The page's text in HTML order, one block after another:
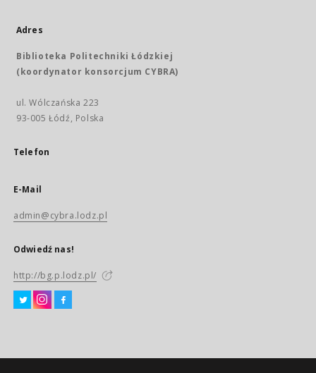
Adres
Biblioteka Politechniki Łódzkiej
(koordynator konsorcjum CYBRA)
ul. Wólczańska 223
93-005 Łódź, Polska
Telefon
E-Mail
admin@cybra.lodz.pl
Odwiedź nas!
http://bg.p.lodz.pl/